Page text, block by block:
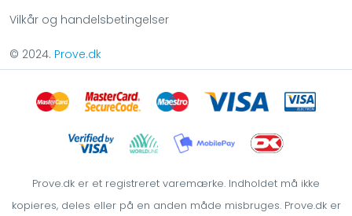
Vilkår og handelsbetingelser
© 2024. Prove.dk
Prove.dk er et registreret varemærke. Indholdet må ikke
kopieres, deles eller på en anden måde misbruges. Prove.dk er